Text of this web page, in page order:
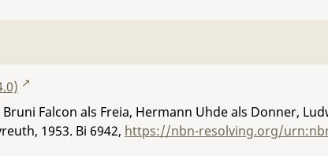
Falcon als Freia, Hermann Uhde als Donner,
1953. Bi 6942, https://nbn-resolving.org/